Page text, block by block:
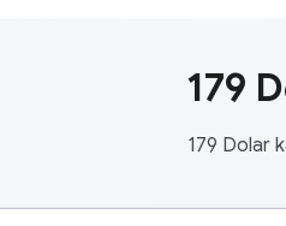
179
179 Dolar